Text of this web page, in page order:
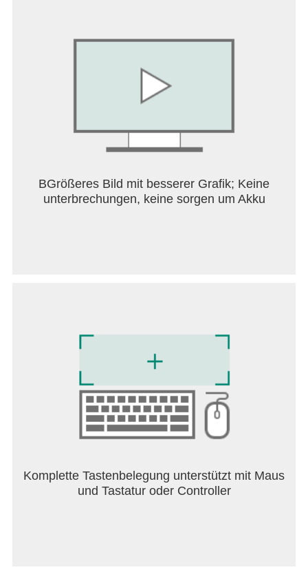
deine Entscheidungen.
[Umfangreiches Kampfkunstsystem]
Meistere Kampfstile wie Schwertkampf,
Stabtechniken, Nahkampf, versteckte Waffen,
Spezialfähigkeiten und über 350 Eigenschaften.
Erstelle deinen einzigartigen Kampfstil!
[Schatzsuche jenseits des Kampfes]
In diesem Spiel geht es um mehr als nur um
Kämpfen! Sie können auch Erze abbauen, um Ihre
http://www.chillyroom.com
E-Mail: info@chillyroom.games
Instagram: @chillyroominc
Twitter: @ChillyRoom
Discord: https://discord.gg/3dwT35F9JH
BGrößeres Bild mit besserer Grafik; Keine
unterbrechungen, keine sorgen um Akku
Komplette Tastenbelegung unterstützt mit Maus
und Tastatur oder Controller